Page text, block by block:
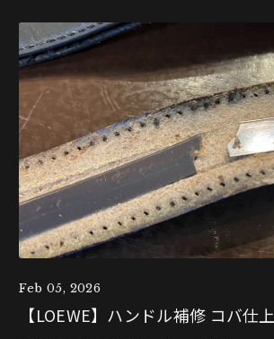
Feb 05, 2026
【LOEWE】ハンドル補修 コバ仕